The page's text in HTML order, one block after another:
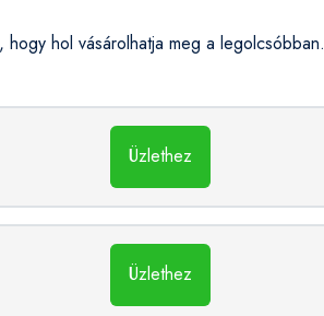
hol vásárolhatja meg a legolcsóbban.
Üzlethez
Üzlethez